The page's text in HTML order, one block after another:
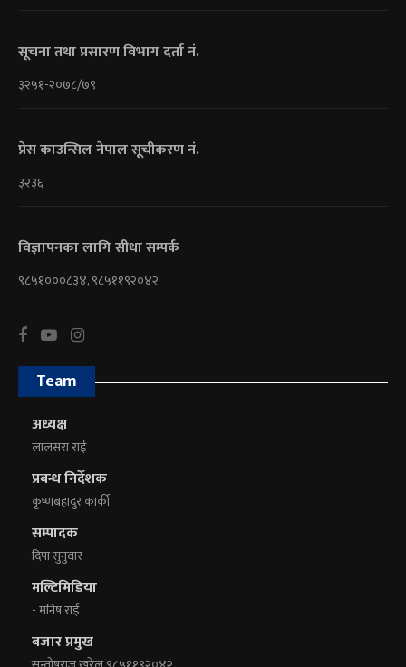
सूचना तथा प्रसारण विभाग दर्ता नं.
३२५१-२०७८/७९
प्रेस काउन्सिल नेपाल सूचीकरण नं.
३२३६
विज्ञापनका लागि सीधा सम्पर्क
९८५१०००८३४, ९८५११९२०४२
Team
अध्यक्ष
लालसरा राई
प्रबन्ध निर्देशक
कृष्णबहादुर कार्की
सम्पादक
दिपा सुनुवार
मल्टिमिडिया
- मनिष राई
बजार प्रमुख